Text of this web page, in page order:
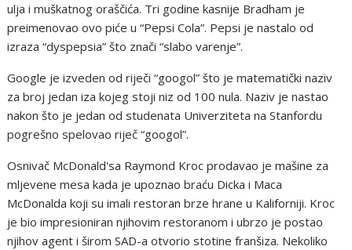
ulja i muškatnog oraščića. Tri godine kasnije Bradham je
preimenovao ovo piće u “Pepsi Cola”. Pepsi je nastalo od
izraza “dyspepsia” što znači “slabo varenje”.
Google je izveden od riječi “googol” što je matematički naziv
za broj jedan iza kojeg stoji niz od 100 nula. Naziv je nastao
nakon što je jedan od studenata Univerziteta na Stanfordu
pogrešno spelovao riječ “googol”.
Osnivač McDonald'sa Raymond Kroc prodavao je mašine za
mljevene mesa kada je upoznao braću Dicka i Maca
McDonalda koji su imali restoran brze hrane u Kaliforniji. Kroc
je bio impresioniran njihovim restoranom i ubrzo je postao
njihov agent i širom SAD-a otvorio stotine franšiza. Nekoliko